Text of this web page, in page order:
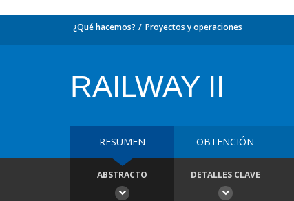
¿Qué hacemos? Proyectos y operaciones
RAILWAY II
RESUMEN OBTENCIÓN
ABSTRACTO DETALLES CLAVE